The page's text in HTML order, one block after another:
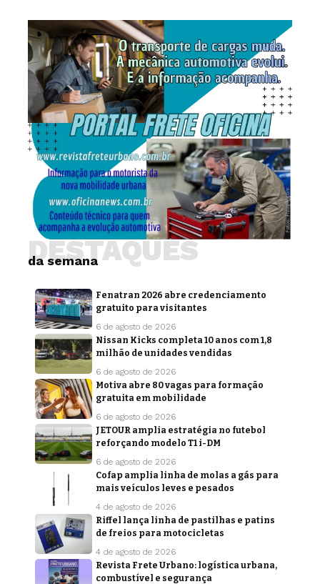
da semana
DESTAQUES
Fenatran 2026 abre credenciamento
gratuito para visitantes
6 de agosto de 2026
Nissan Kicks completa 10 anos com 1,8
milhão de unidades vendidas
6 de agosto de 2026
Motiva abre 80 vagas para formação
gratuita em mobilidade
6 de agosto de 2026
JETOUR amplia estratégia no futebol
reforçando modelo T1 i-DM
6 de agosto de 2026
Cofap amplia linha de molas a gás para
mais veículos leves e pesados
4 de agosto de 2026
Riffel lança linha de pastilhas e patins
de freios para motocicletas
4 de agosto de 2026
Revista Frete Urbano: logística urbana,
combustível e segurança